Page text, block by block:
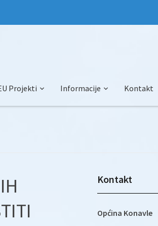
Projekti Informacije Kontakt
Kontakt
Općina Konavle